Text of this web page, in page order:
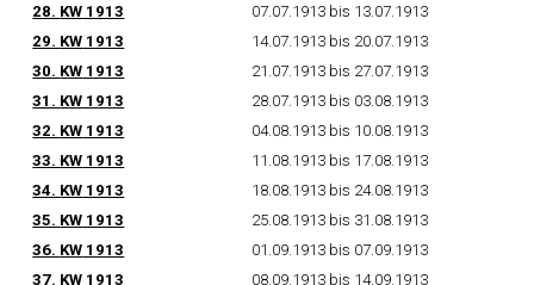
28. KW 1913
07.07.1913 bis 13.07.1913
29. KW 1913
14.07.1913 bis 20.07.1913
30. KW 1913
21.07.1913 bis 27.07.1913
31. KW 1913
28.07.1913 bis 03.08.1913
32. KW 1913
04.08.1913 bis 10.08.1913
33. KW 1913
11.08.1913 bis 17.08.1913
34. KW 1913
18.08.1913 bis 24.08.1913
35. KW 1913
25.08.1913 bis 31.08.1913
36. KW 1913
01.09.1913 bis 07.09.1913
37. KW 1913
08.09.1913 bis 14.09.1913